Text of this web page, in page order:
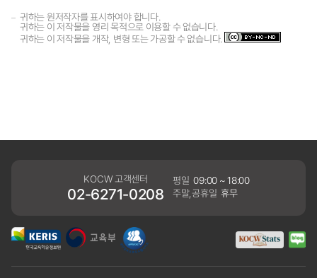
귀하는 원저작자를 표시하여야 합니다.
귀하는 이 저작물을 영리 목적으로 이용할 수 없습니다.
귀하는 이 저작물을 개작, 변형 또는 가공할 수 없습니다.
KOCW 고객센터
02-6271-0208
평일 09:00 ~ 18:00
주말,공휴일 휴무